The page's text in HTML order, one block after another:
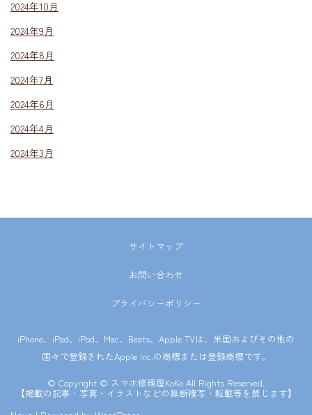
2024年10月
2024年9月
2024年8月
2024年7月
2024年6月
2024年4月
2024年3月
サイトマップ
お問い合わせ
プライバシーポリシー
iPhone、iPad、iPod、Mac、Beats、Apple TVは、米国およびその他の
国々で登録されたApple Inc.の商標または登録商標です。
© Copyright © スマホ修理屋KoKo All Rights Reserved.
【掲載の記事・写真・イラストなどの無断複写・転載等を禁じます】